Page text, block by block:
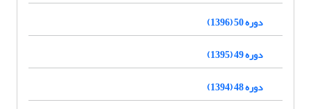
دوره 50 (1396)
دوره 49 (1395)
دوره 48 (1394)